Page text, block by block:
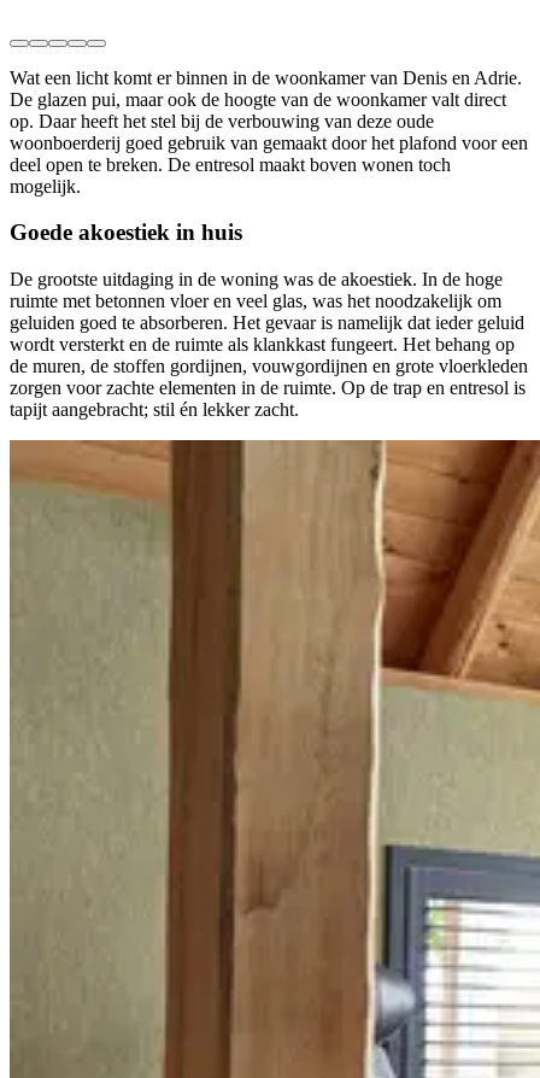
Wat een licht komt er binnen in de woonkamer van Denis en Adrie.
De glazen pui, maar ook de hoogte van de woonkamer valt direct
op. Daar heeft het stel bij de verbouwing van deze oude
woonboerderij goed gebruik van gemaakt door het plafond voor een
deel open te breken. De entresol maakt boven wonen toch
mogelijk.
Goede akoestiek in huis
De grootste uitdaging in de woning was de akoestiek. In de hoge
ruimte met betonnen vloer en veel glas, was het noodzakelijk om
geluiden goed te absorberen. Het gevaar is namelijk dat ieder geluid
wordt versterkt en de ruimte als klankkast fungeert. Het behang op
de muren, de stoffen gordijnen, vouwgordijnen en grote vloerkleden
zorgen voor zachte elementen in de ruimte. Op de trap en entresol is
tapijt aangebracht; stil én lekker zacht.